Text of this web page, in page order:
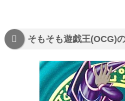
そもそも遊戯王(OCG)